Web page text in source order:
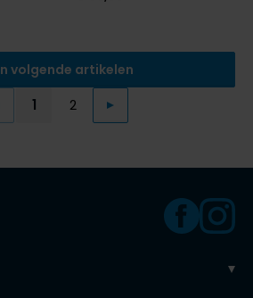
volgende artikelen
Current Page
1
Page
2 Volgende